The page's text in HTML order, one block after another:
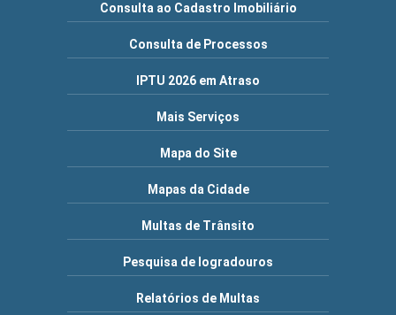
Consulta ao Cadastro Imobiliário
Consulta de Processos
IPTU 2026 em Atraso
Mais Serviços
Mapa do Site
Mapas da Cidade
Multas de Trânsito
Pesquisa de logradouros
Relatórios de Multas